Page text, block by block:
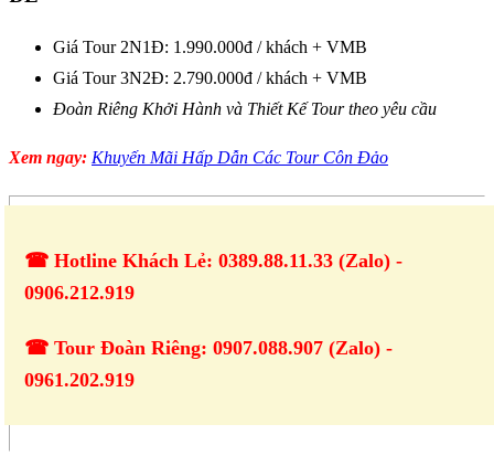
Giá Tour 2N1Đ: 1.990.000đ / khách + VMB
Giá Tour 3N2Đ: 2.790.000đ / khách + VMB
Đoàn Riêng Khởi Hành và Thiết Kế Tour theo yêu cầu
Xem ngay: Khuyến Mãi Hấp Dẫn Các Tour Côn Đảo
☎ Hotline Khách Lẻ: 0389.88.11.33 (Zalo) -
0906.212.919
☎ Tour Đoàn Riêng: 0907.088.907 (Zalo) -
0961.202.919